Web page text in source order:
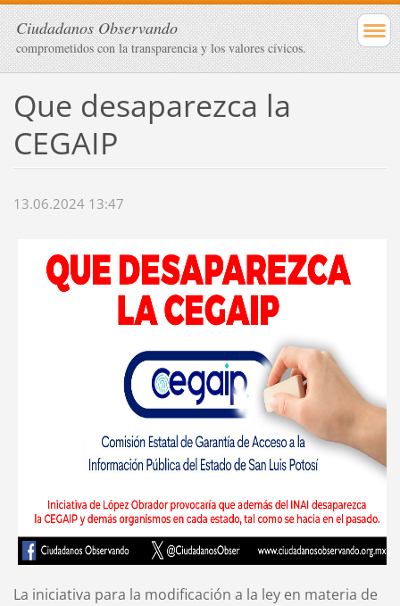
Ciudadanos Observando
comprometidos con la transparencia y los valores cívicos.
Que desaparezca la
CEGAIP
13.06.2024 13:47
La iniciativa para la modificación a la ley en materia de